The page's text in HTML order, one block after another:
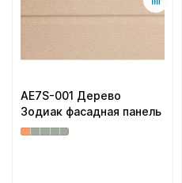
AE7S-001 Дерево
Зодиак фасадная панель